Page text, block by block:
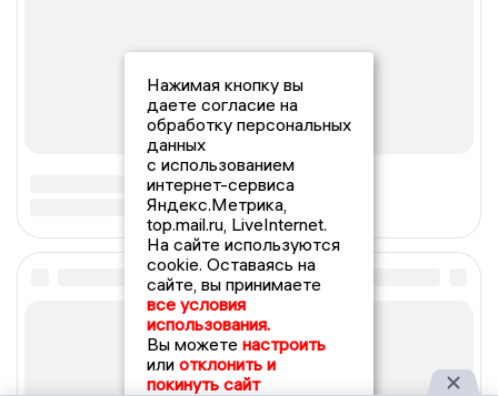
Нажимая кнопку вы
даете согласие на
обработку персональных
данных
с использованием
интернет-сервиса
Яндекс.Метрика,
top.mail.ru, LiveInternet.
На сайте используются
cookie. Оставаясь на
сайте, вы принимаете
все условия
использования.
Вы можете настроить
или отклонить и
покинуть сайт